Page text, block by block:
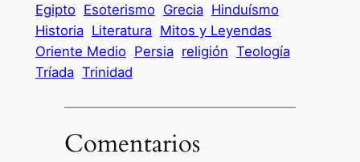
Egipto Esoterismo Grecia Hinduísmo
Historia Literatura Mitos y Leyendas
Oriente Medio Persia religión Teología
Tríada Trinidad
Comentarios